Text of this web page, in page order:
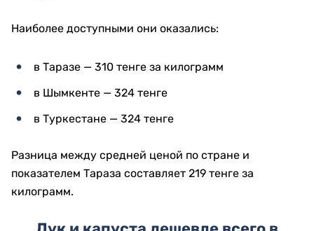
Наиболее доступными они оказались:
в Таразе — 310 тенге за килограмм
в Шымкенте — 324 тенге
в Туркестане — 324 тенге
Разница между средней ценой по стране и
показателем Тараза составляет 219 тенге за
килограмм.